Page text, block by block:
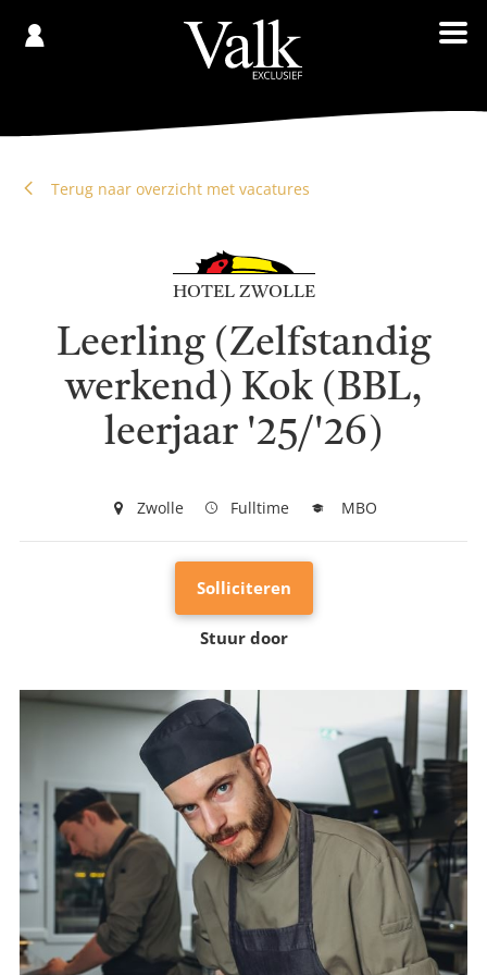
Terug naar overzicht met vacatures
HOTEL ZWOLLE
Leerling (Zelfstandig
werkend) Kok (BBL,
leerjaar '25/'26)
Zwolle Fulltime MBO
Solliciteren
Stuur door